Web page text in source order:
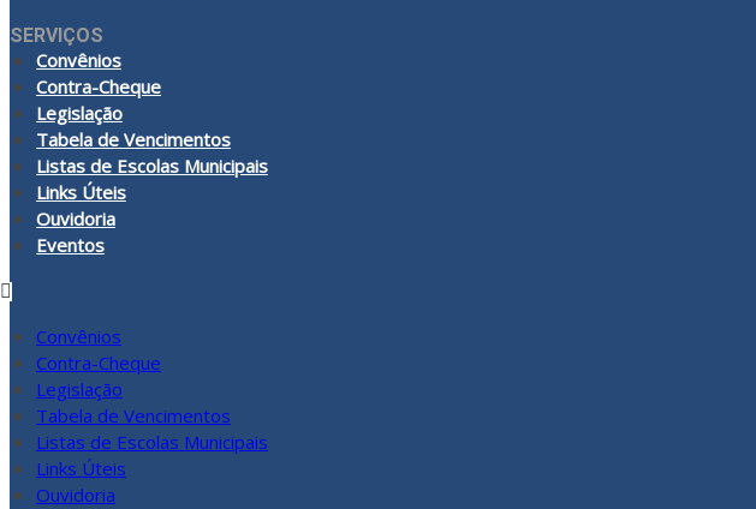
SERVIÇOS
Convênios
Contra-Cheque
Legislação
Tabela de Vencimentos
Listas de Escolas Municipais
Links Úteis
Ouvidoria
Eventos
Convênios
Contra-Cheque
Legislação
Tabela de Vencimentos
Listas de Escolas Municipais
Links Úteis
Ouvidoria